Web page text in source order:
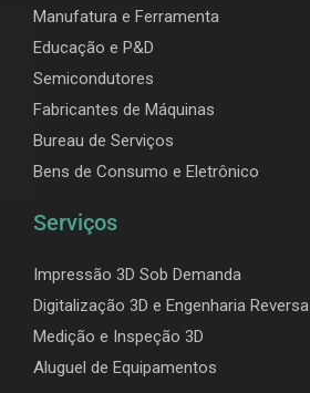
Manufatura e Ferramenta
Educação e P&D
Semicondutores
Fabricantes de Máquinas
Bureau de Serviços
Bens de Consumo e Eletrônico
Serviços
Impressão 3D Sob Demanda
Digitalização 3D e Engenharia Reversa
Medição e Inspeção 3D
Aluguel de Equipamentos